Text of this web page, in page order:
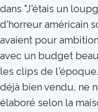
dans "J'étais un
d'horreur américain
avaient pour
avec un budget
les clips de l'époque.
déjà bien vendu, ne
élaboré selon la